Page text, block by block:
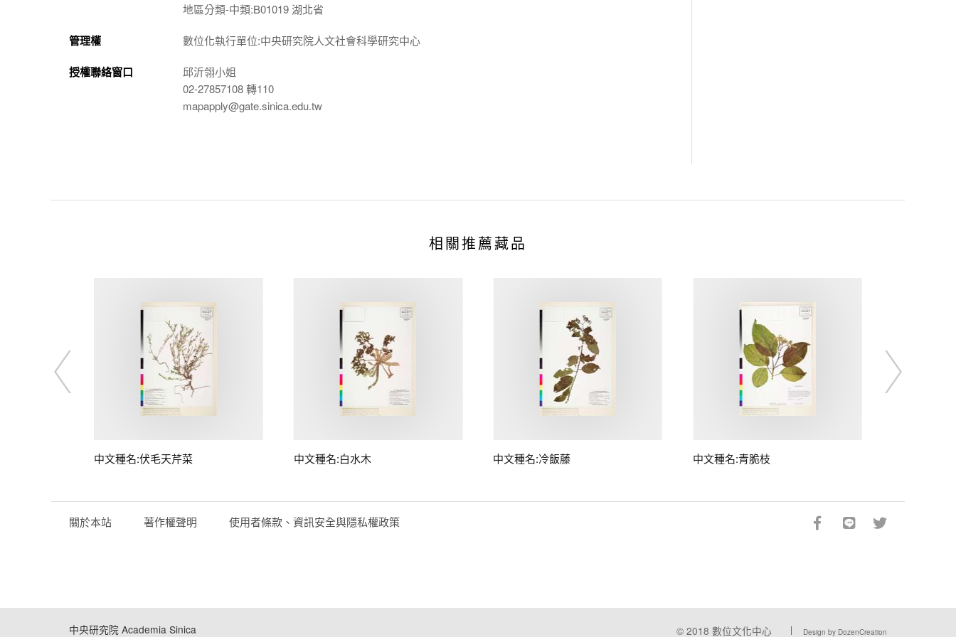
地區分類-中類:B01019 湖北省
管理權 數位化執行單位:中央研究院人文社會科學研究中心
授權聯絡窗口
邱沂翎小姐
02-27857108 轉110
mapapply@gate.sinica.edu.tw
相關推薦藏品
中文種名:伏毛天芹菜 中文種名:白水木 中文種名:冷飯藤 中文種名:青脆枝
關於本站 著作權聲明 使用者條款、資訊安全與隱私權政策
中央研究院 Academia Sinica © 2018 數位文化中心 Design by DozenCreation